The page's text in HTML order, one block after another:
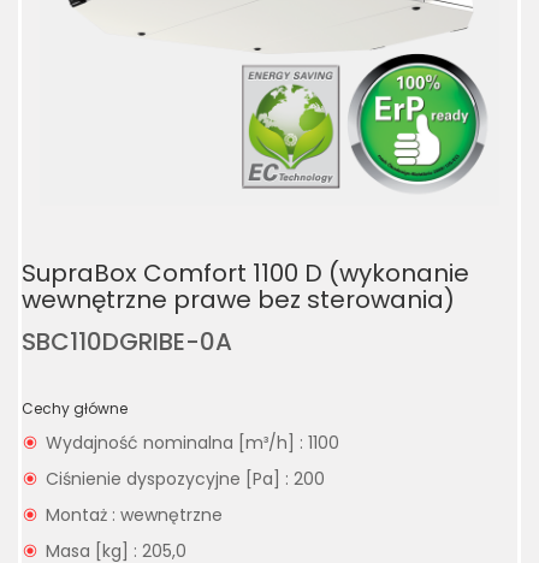
SupraBox Comfort 1100 D (wykonanie
wewnętrzne prawe bez sterowania)
SBC110DGRIBE-0A
Cechy główne
Wydajność nominalna [m³/h] : 1100
Ciśnienie dyspozycyjne [Pa] : 200
Montaż : wewnętrzne
Masa [kg] : 205,0